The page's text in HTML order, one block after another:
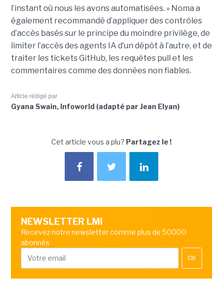
l’instant où nous les avons automatisées. » Noma a
également recommandé d’appliquer des contrôles
d’accès basés sur le principe du moindre privilège, de
limiter l’accès des agents IA d’un dépôt à l’autre, et de
traiter les tickets GitHub, les requêtes pull et les
commentaires comme des données non fiables.
Article rédigé par
Gyana Swain, Infoworld (adapté par Jean Elyan)
Cet article vous a plu? Partagez le !
NEWSLETTER LMI
Recevez notre newsletter comme plus de 50000
abonnés
OK